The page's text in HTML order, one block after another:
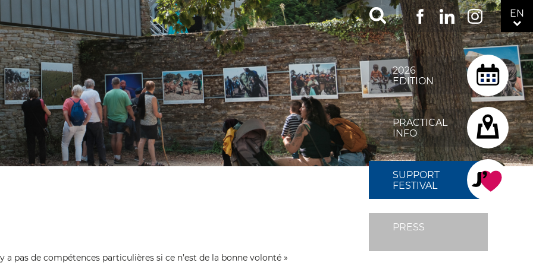
MENU
FIXÉ
DROITE
2026
EDITION
PRACTICAL
INFO
SUPPORT
FESTIVAL
PRESS
RÉSEAUX
SOCIAUX
TOP
FacebookLinkedInInstagram EN
a pas de compétences particulières si ce n’est de la bonne volonté »